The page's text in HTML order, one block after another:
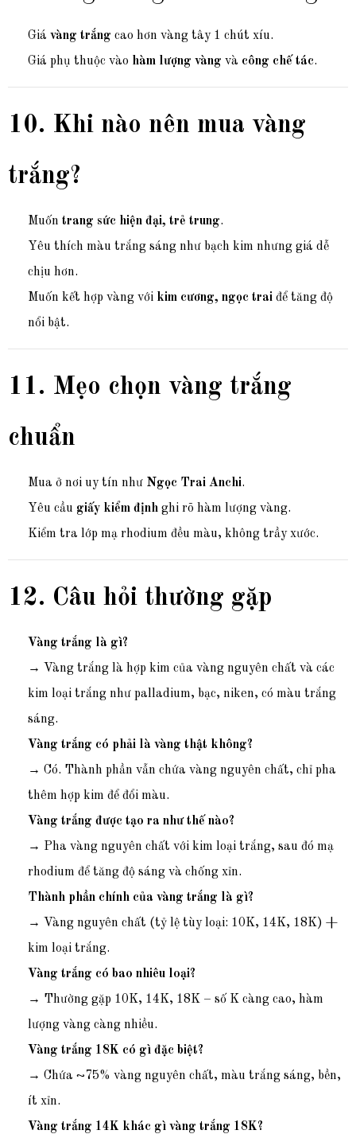
Giá vàng trắng cao hơn vàng tây 1 chút xíu.
Giá phụ thuộc vào hàm lượng vàng và công chế tác.
10. Khi nào nên mua vàng
trắng?
Muốn trang sức hiện đại, trẻ trung.
Yêu thích màu trắng sáng như bạch kim nhưng giá dễ
chịu hơn.
Muốn kết hợp vàng với kim cương, ngọc trai để tăng độ
nổi bật.
11. Mẹo chọn vàng trắng
chuẩn
Mua ở nơi uy tín như Ngọc Trai Anchi.
Yêu cầu giấy kiểm định ghi rõ hàm lượng vàng.
Kiểm tra lớp mạ rhodium đều màu, không trầy xước.
12. Câu hỏi thường gặp
Vàng trắng là gì?
→ Vàng trắng là hợp kim của vàng nguyên chất và các
kim loại trắng như palladium, bạc, niken, có màu trắng
sáng.
Vàng trắng có phải là vàng thật không?
→ Có. Thành phần vẫn chứa vàng nguyên chất, chỉ pha
thêm hợp kim để đổi màu.
Vàng trắng được tạo ra như thế nào?
→ Pha vàng nguyên chất với kim loại trắng, sau đó mạ
rhodium để tăng độ sáng và chống xỉn.
Thành phần chính của vàng trắng là gì?
→ Vàng nguyên chất (tỷ lệ tùy loại: 10K, 14K, 18K) +
kim loại trắng.
Vàng trắng có bao nhiêu loại?
→ Thường gặp 10K, 14K, 18K – số K càng cao, hàm
lượng vàng càng nhiều.
Vàng trắng 18K có gì đặc biệt?
→ Chứa ~75% vàng nguyên chất, màu trắng sáng, bền,
ít xỉn.
Vàng trắng 14K khác gì vàng trắng 18K?